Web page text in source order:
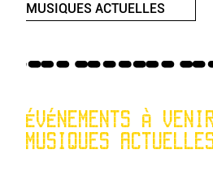
MUSIQUES ACTUELLES
ÉVÉNEMENTS À
MUSIQUES